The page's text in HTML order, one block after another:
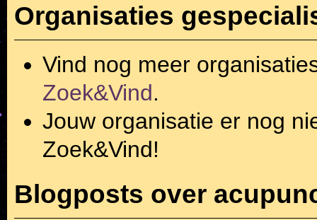
Organisaties
Vind nog meer
Zoek&Vind.
Jouw organisatie er nog
Zoek&Vind!
Blogposts over